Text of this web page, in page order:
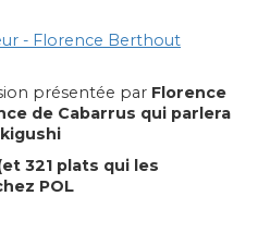
- Florence Berthout
présentée par Florence
de Cabarrus qui parlera
321 plats qui les
POL